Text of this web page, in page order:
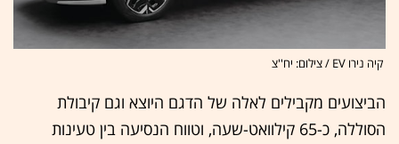
קיה נירו EV / צילום: יח''צ
הביצועים מקבילים לאלה של הדגם היוצא וגם קיבולת
הסוללה, כ-65 קילוואט-שעה, וטווח הנסיעה בין טעינות